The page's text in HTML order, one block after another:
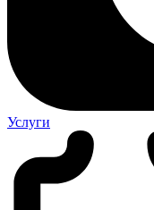
Услуги